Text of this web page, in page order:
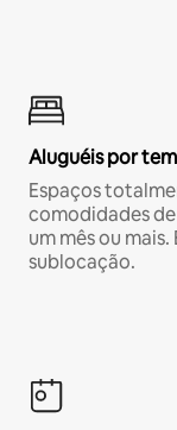
Aluguéis por
Espaços
comodidades
um mês ou
sublocação.